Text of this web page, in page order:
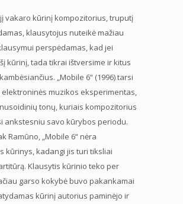
vakaro kūrinį kompozitorius, truputį
klausytojus nuteikė mažiau
perspėdamas, kad jei
kūrinį, tada tikrai ištversime ir kitus
„Mobile 6“ (1996) tarsi
muzikos eksperimentas,
tonų, kuriais kompozitorius
ankstesniu savo kūrybos periodu.
Ramūno, „Mobile 6“ nėra
kūrinys, kadangi jis turi tiksliai
Klausytis kūrinio teko per
garso kokybė buvo pakankamai
kūrinį autorius paminėjo ir